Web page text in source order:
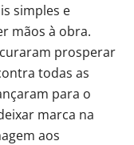
simples e
mãos à obra.
prosperar
todas as
para o
marca na
aos